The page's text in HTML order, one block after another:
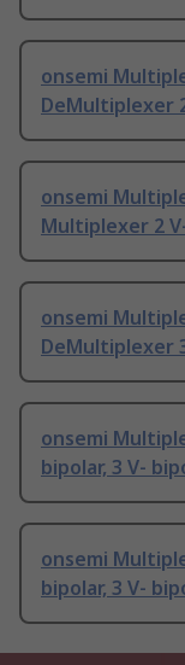
onsemi
DeMultiplexer
onsemi
Multiplexer 2
onsemi
DeMultiplexer
onsemi
bipolar, 3 V-
onsemi
bipolar, 3 V-